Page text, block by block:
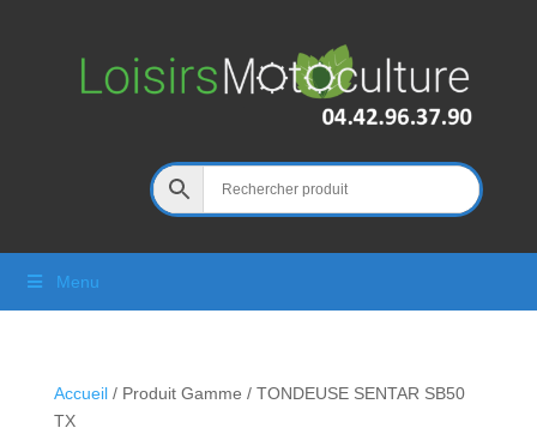
Menu
Accueil/ Produit Gamme / TONDEUSE SENTAR SB50
TX